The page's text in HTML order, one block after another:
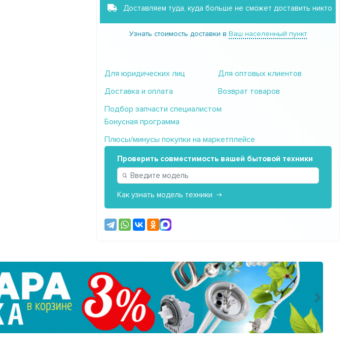
Доставляем туда, куда больше не сможет доставить никто
Узнать стоимость доставки в Ваш населенный пункт
Для юридических лиц
Для оптовых клиентов
Доставка и оплата
Возврат товаров
Подбор запчасти специалистом
Бонусная программа
Плюсы/минусы покупки на маркетплейсе
Проверить совместимость вашей бытовой техники
Как узнать модель техники